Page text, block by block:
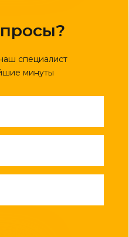
специалист
минуты